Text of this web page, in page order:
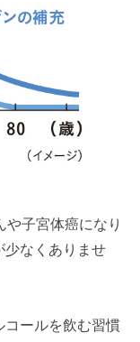
や子宮体癌になり
少なくありませ
コールを飲む習慣